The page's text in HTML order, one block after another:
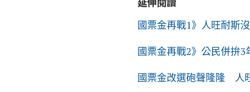
國票金再戰1》人旺耐斯
國票金再戰2》公民併拚
國票金改選砲聲隆隆 人